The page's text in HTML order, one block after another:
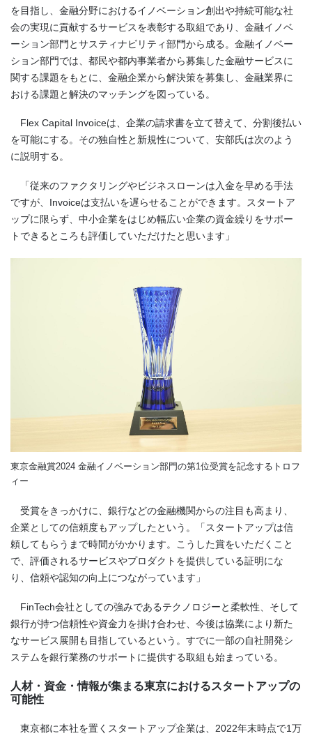
を目指し、金融分野におけるイノベーション創出や持続可能な社
会の実現に貢献するサービスを表彰する取組であり、金融イノベ
ーション部門とサスティナビリティ部門から成る。金融イノベー
ション部門では、都民や都内事業者から募集した金融サービスに
関する課題をもとに、金融企業から解決策を募集し、金融業界に
おける課題と解決のマッチングを図っている。
Flex Capital Invoiceは、企業の請求書を立て替えて、分割後払い
を可能にする。その独自性と新規性について、安部氏は次のよう
に説明する。
「従来のファクタリングやビジネスローンは入金を早める手法
ですが、Invoiceは支払いを遅らせることができます。スタートア
ップに限らず、中小企業をはじめ幅広い企業の資金繰りをサポー
トできるところも評価していただけたと思います」
東京金融賞2024 金融イノベーション部門の第1位受賞を記念するトロフ
ィー
受賞をきっかけに、銀行などの金融機関からの注目も高まり、
企業としての信頼度もアップしたという。「スタートアップは信
頼してもらうまで時間がかかります。こうした賞をいただくこと
で、評価されるサービスやプロダクトを提供している証明にな
り、信頼や認知の向上につながっています」
FinTech会社としての強みであるテクノロジーと柔軟性、そして
銀行が持つ信頼性や資金力を掛け合わせ、今後は協業により新た
なサービス展開も目指しているという。すでに一部の自社開発シ
ステムを銀行業務のサポートに提供する取組も始まっている。
人材・資金・情報が集まる東京におけるスタートアップの
可能性
東京都に本社を置くスタートアップ企業は、2022年末時点で1万